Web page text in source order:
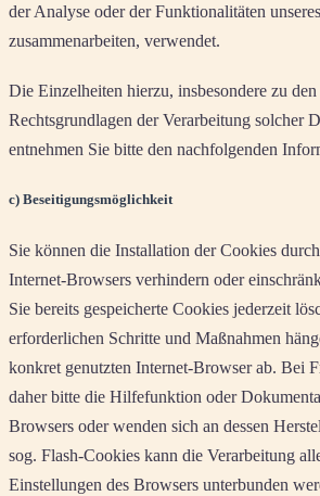
der Analyse oder der Funktionalitäten
zusammenarbeiten, verwendet.
Die Einzelheiten hierzu, insbesondere zu
Rechtsgrundlagen der Verarbeitung solcher
entnehmen Sie bitte den nachfolgenden
c) Beseitigungsmöglichkeit
Sie können die Installation der Cookies
Internet-Browsers verhindern oder
Sie bereits gespeicherte Cookies jederzeit
erforderlichen Schritte und Maßnahmen
konkret genutzten Internet-Browser ab. Bei
daher bitte die Hilfefunktion oder
Browsers oder wenden sich an dessen
sog. Flash-Cookies kann die Verarbeitung
Einstellungen des Browsers unterbunden